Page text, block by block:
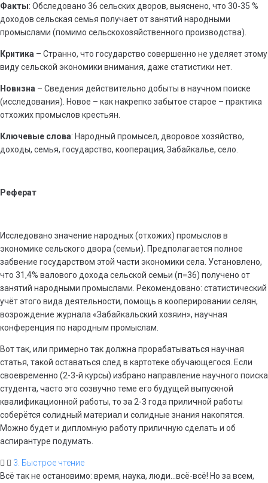
Факты: Обследовано 36 сельских дворов, выяснено, что 30-35 %
доходов сельская семья получает от занятий народными
промыслами (помимо сельскохозяйственного производства).
Критика – Странно, что государство совершенно не уделяет этому
виду сельской экономики внимания, даже статистики нет.
Новизна – Сведения действительно добыты в научном поиске
(исследования). Новое – как накрепко забытое старое – практика
отхожих промыслов крестьян.
Ключевые слова: Народный промысел, дворовое хозяйство,
доходы, семья, государство, кооперация, Забайкалье, село.
Реферат
Исследовано значение народных (отхожих) промыслов в
экономике сельского двора (семьи). Предполагается полное
забвение государством этой части экономики села. Установлено,
что 31,4% валового дохода сельской семьи (п=36) получено от
занятий народными промыслами. Рекомендовано: статистический
учёт этого вида деятельности, помощь в кооперировании селян,
возрождение журнала «Забайкальский хозяин», научная
конференция по народным промыслам.
Вот так, или примерно так должна прорабатываться научная
статья, такой оставаться след в картотеке обучающегося. Если
своевременно (2-3-й курсы) избрано направление научного поиска
студента, часто это созвучно теме его будущей выпускной
квалификационной работы, то за 2-3 года приличной работы
соберётся солидный материал и солидные знания накопятся.
Можно будет и дипломную работу приличную сделать и об
аспирантуре подумать.
3. Быстрое чтение
Всё так не остановимо: время, наука, люди…всё-всё! Но за всем,